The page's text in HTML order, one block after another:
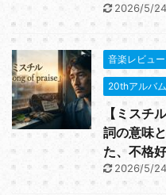
2026/5/24
音楽レビュー
20thアルバ
【ミス
詞の意味
た、不格
2026/5/24